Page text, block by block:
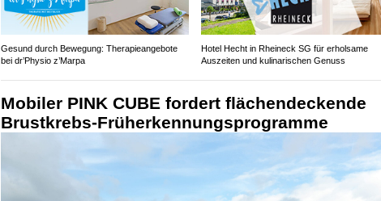
Gesund durch Bewegung: Therapieangebote
bei dr’Physio z’Marpa
Hotel Hecht in Rheineck SG für erholsame
Auszeiten und kulinarischen Genuss
Mobiler PINK CUBE fordert flächendeckende
Brustkrebs-Früherkennungsprogramme